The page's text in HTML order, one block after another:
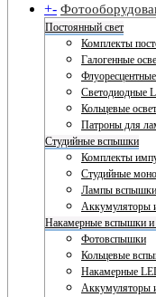
+-
Постоянный свет
Комплекты
Галогенные
Светодиодные
Кольцевые
Патроны для
Студийные вспышки
Комплекты
Студийные
Лампы вспышки
Аккумуляторы
Накамерные вспышки и
Фотовспышки
Кольцевые
Накамерные
Аккумуляторы